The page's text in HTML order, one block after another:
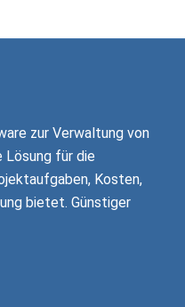
zur Verwaltung von
für die
Kosten,
bietet. Günstiger